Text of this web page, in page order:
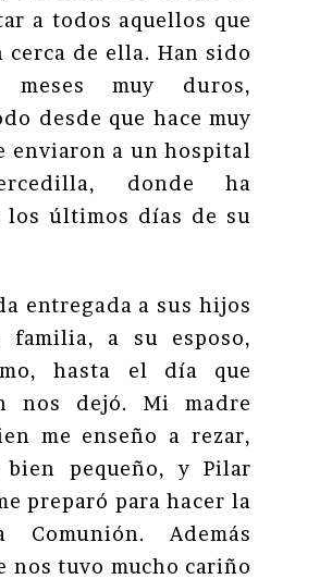
a todos aquellos que
cerca de ella. Han sido
meses muy duros,
desde que hace muy
enviaron a un hospital
donde ha
los últimos días de su
entregada a sus hijos
a su esposo,
hasta el día que
nos dejó. Mi madre
me enseño a rezar,
bien pequeño, y Pilar
preparó para hacer la
Comunión. Además
nos tuvo mucho cariño